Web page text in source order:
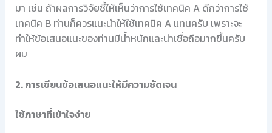
มา เช่น ถ้าผลการวิจัยชี้ให้เห็นว่าการใช้เทคนิค A ดีกว่าการใช้
เทคนิค B ท่านก็ควรแนะนำให้ใช้เทคนิค A แทนครับ เพราะจะ
ทำให้ข้อเสนอแนะของท่านมีน้ำหนักและน่าเชื่อถือมากขึ้นครับ
ผม
2. การเขียนข้อเสนอแนะให้มีความชัดเจน
ใช้ภาษาที่เข้าใจง่าย